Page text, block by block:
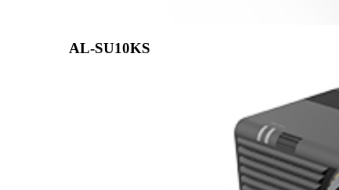
AL-SU10KS